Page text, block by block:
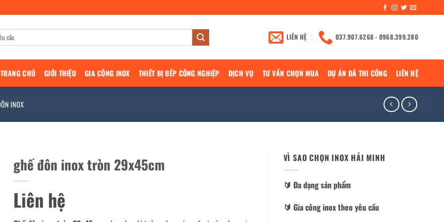
LIÊN HỆ 037.907.6268 - 0968.399.280
TRANG CHỦ GIỚI THIỆU GIA CÔNG INOX THIẾT BỊ BẾP CÔNG NGHIỆP DỊCH VỤ TƯ VẤN CHỌN MUA DỰ ÁN ĐÃ THI CÔNG LIÊN HỆ
INOX
ghế đôn inox tròn 29x45cm
Liên hệ
VÌ SAO CHỌN INOX HẢI MINH
🔰️ Đa dạng sản phẩm
🔰️ Gia công inox theo yêu cầu